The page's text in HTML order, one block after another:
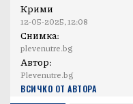
Крими
12-05-2025, 12:08
Снимка:
plevenutre.bg
Автор:
Plevenutre.bg
ВСИЧКО ОТ АВТОРА